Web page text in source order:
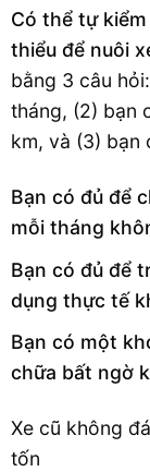
Có thể tự
thiểu để nuôi
bằng 3 câu
tháng, (2) bạn
km, và (3) bạn
Bạn có đủ để
mỗi tháng
Bạn có đủ để
dụng thực tế
Bạn có một
chữa bất ngờ
Xe cũ không
tốn